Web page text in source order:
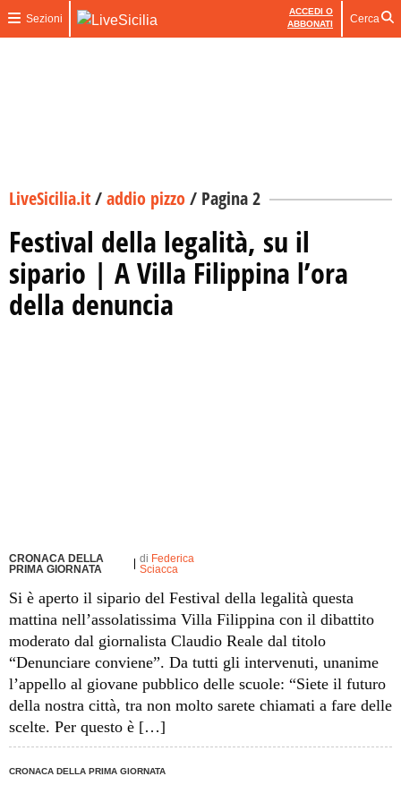
Sezioni
ACCEDI O
ABBONATI
Cerca
LiveSicilia.it/addio pizzo/ Pagina 2
Festival della legalità, su il
sipario | A Villa Filippina l’ora
della denuncia
CRONACA DELLA
PRIMA GIORNATA
di Federica
Sciacca
Si è aperto il sipario del Festival della legalità questa
mattina nell’assolatissima Villa Filippina con il dibattito
moderato dal giornalista Claudio Reale dal titolo
“Denunciare conviene”. Da tutti gli intervenuti, unanime
l’appello al giovane pubblico delle scuole: “Siete il futuro
della nostra città, tra non molto sarete chiamati a fare delle
scelte. Per questo è […]
CRONACA DELLA PRIMA GIORNATA